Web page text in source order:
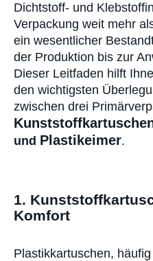
Dichtstoff- und
Verpackung weit mehr
ein wesentlicher
der Produktion bis zur
Dieser Leitfaden hilft
den wichtigsten
zwischen drei
und Plastikeimer.
1.
Komfort
Plastikkartuschen,